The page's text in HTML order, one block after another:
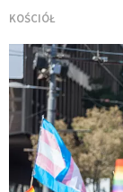
KOŚCIÓŁ